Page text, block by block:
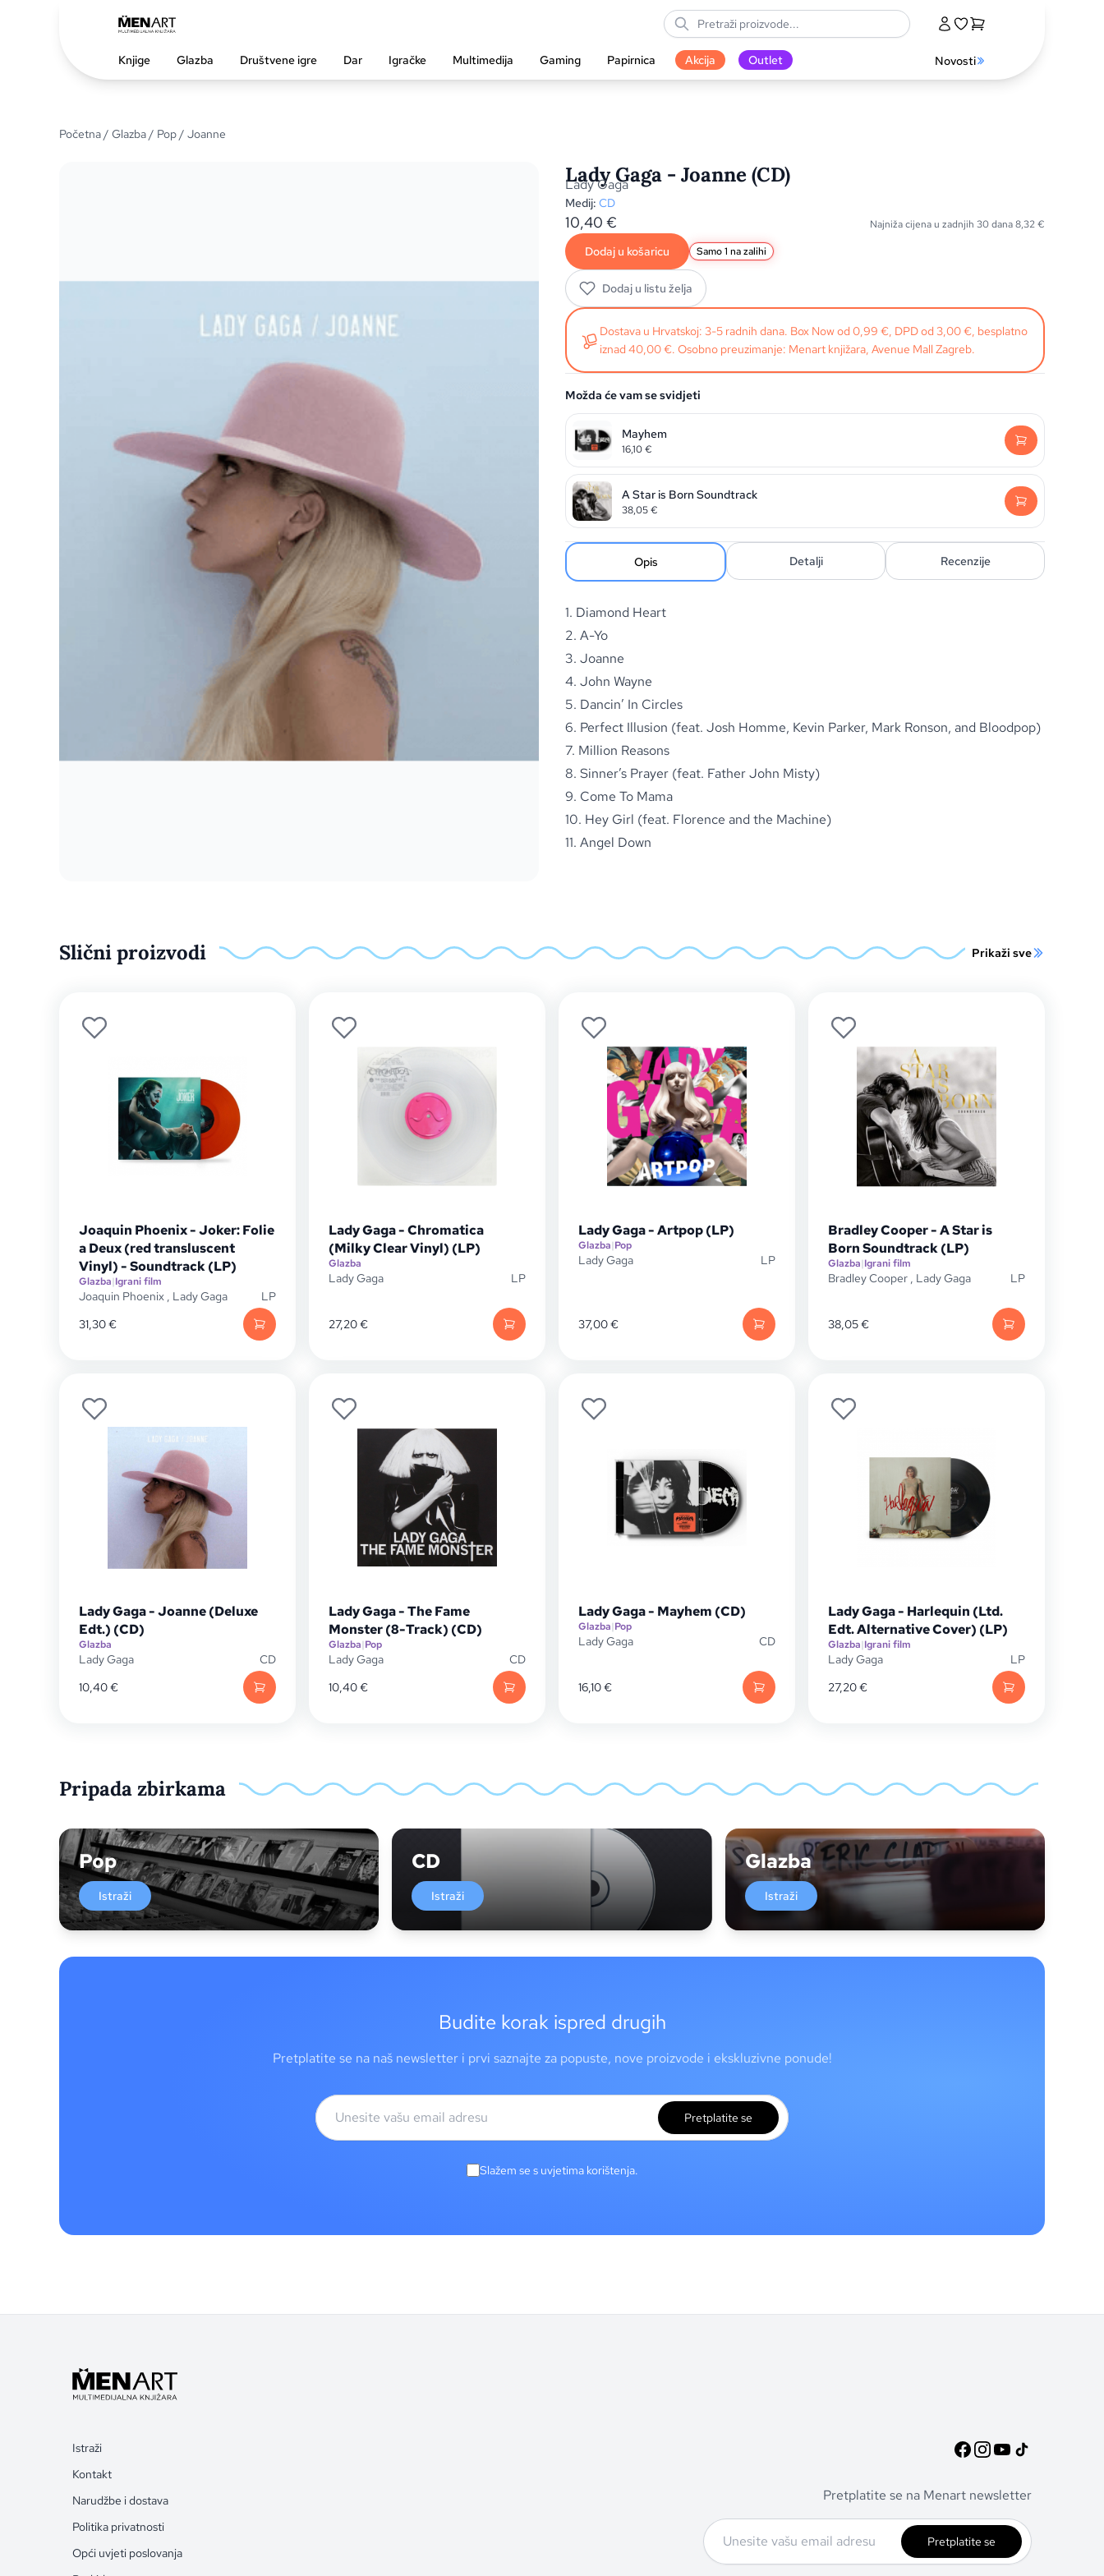
Knjige Glazba Društvene igre Dar Igračke Multimedija Gaming Papirnica Akcija Outlet Novosti
Početna/ Glazba/ Pop/ Joanne
Lady Gaga - Joanne (CD)
Lady Gaga
Medij: CD
10,40 € Najniža cijena u zadnjih 30 dana8,32€
Dodaj u košaricu Samo 1 na zalihi
Dodaj u listu želja
Dostava u Hrvatskoj: 3-5 radnih dana. Box Now od 0,99 €, DPD od 3,00 €, besplatno
iznad 40,00 €. Osobno preuzimanje: Menart knjižara, Avenue Mall Zagreb.
Možda će vam se svidjeti
Mayhem
16,10€
A Star is Born Soundtrack
38,05€
Opis Detalji Recenzije
1. Diamond Heart
2. A-Yo
3. Joanne
4. John Wayne
5. Dancin’ In Circles
6. Perfect Illusion (feat. Josh Homme, Kevin Parker, Mark Ronson, and Bloodpop)
7. Million Reasons
8. Sinner’s Prayer (feat. Father John Misty)
9. Come To Mama
10. Hey Girl (feat. Florence and the Machine)
11. Angel Down
Slični proizvodi Prikaži sve
Joaquin Phoenix - Joker: Folie
a Deux (red transluscent
Vinyl) - Soundtrack (LP)
Glazba|Igrani film
Joaquin Phoenix , Lady Gaga
LP
31,30€
Lady Gaga - Chromatica
(Milky Clear Vinyl) (LP)
Glazba
Lady Gaga LP
27,20€
Lady Gaga - Artpop (LP)
Glazba|Pop
Lady Gaga LP
37,00€
Bradley Cooper - A Star is
Born Soundtrack (LP)
Glazba|Igrani film
Bradley Cooper , Lady Gaga LP
38,05€
Lady Gaga - Joanne (Deluxe
Edt.) (CD)
Glazba
Lady Gaga
CD
10,40€
Lady Gaga - The Fame
Monster (8-Track) (CD)
Glazba|Pop
Lady Gaga
CD
10,40€
Lady Gaga - Mayhem (CD)
Glazba|Pop
Lady Gaga CD
16,10€
Lady Gaga - Harlequin (Ltd.
Edt. Alternative Cover) (LP)
Glazba|Igrani film
Lady Gaga
LP
27,20€
Pripada zbirkama
Pop
Istraži
CD
Istraži
Glazba
Istraži
Budite korak ispred drugih
Pretplatite se na naš newsletter i prvi saznajte za popuste, nove proizvode i ekskluzivne ponude!
Pretplatite se
Slažem se s uvjetima korištenja.
Istraži
Kontakt
Narudžbe i dostava
Politika privatnosti
Opći uvjeti poslovanja
Pretplatite se na Menart newsletter
Pretplatite se